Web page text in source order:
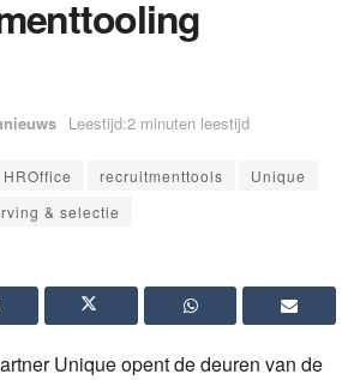
Leestijd:2 minuten leestijd
HROffice recruitmenttools
Unique
& selectie
Unique opent de deuren van de